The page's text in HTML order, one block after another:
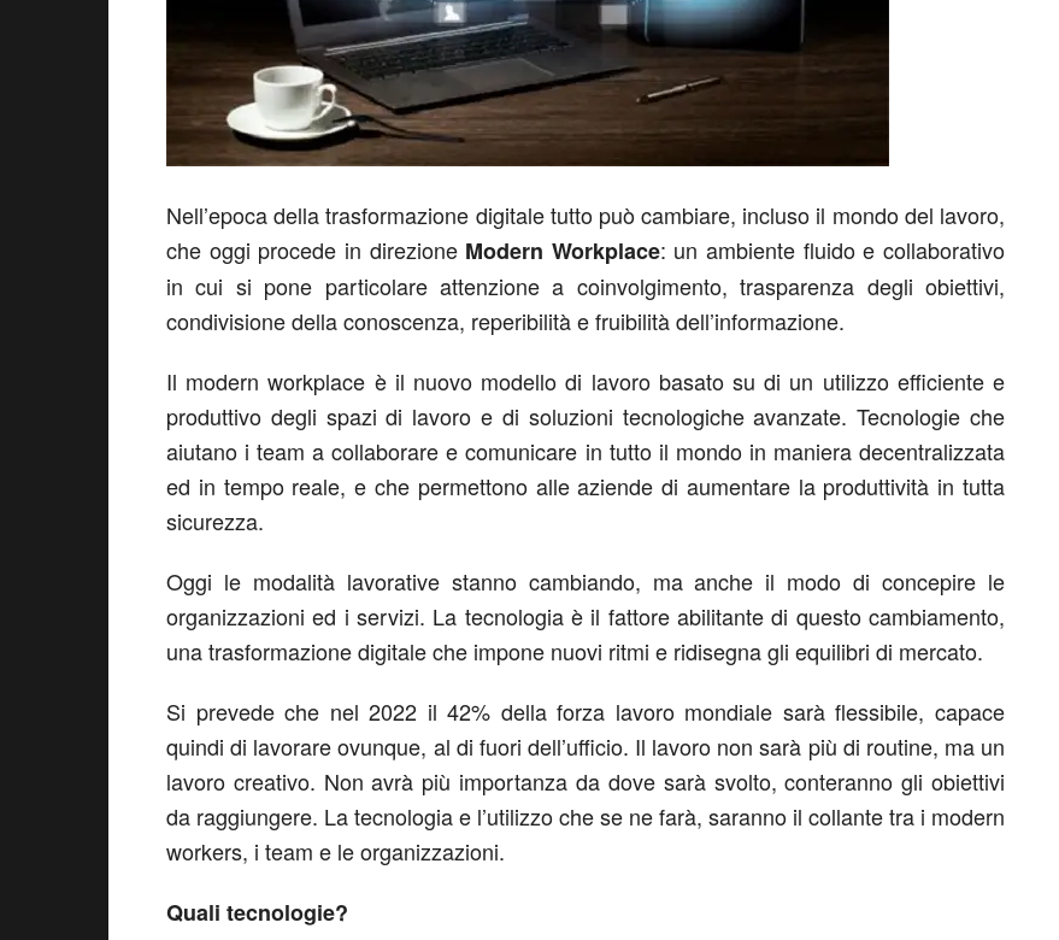
Nell’epoca della trasformazione digitale tutto può cambiare, incluso il mondo del lavoro,
che oggi procede in direzione Modern Workplace: un ambiente fluido e collaborativo
in cui si pone particolare attenzione a coinvolgimento, trasparenza degli obiettivi,
condivisione della conoscenza, reperibilità e fruibilità dell’informazione.
Il modern workplace è il nuovo modello di lavoro basato su di un utilizzo efficiente e
produttivo degli spazi di lavoro e di soluzioni tecnologiche avanzate. Tecnologie che
aiutano i team a collaborare e comunicare in tutto il mondo in maniera decentralizzata
ed in tempo reale, e che permettono alle aziende di aumentare la produttività in tutta
sicurezza.
Oggi le modalità lavorative stanno cambiando, ma anche il modo di concepire le
organizzazioni ed i servizi. La tecnologia è il fattore abilitante di questo cambiamento,
una trasformazione digitale che impone nuovi ritmi e ridisegna gli equilibri di mercato.
Si prevede che nel 2022 il 42% della forza lavoro mondiale sarà flessibile, capace
quindi di lavorare ovunque, al di fuori dell’ufficio. Il lavoro non sarà più di routine, ma un
lavoro creativo. Non avrà più importanza da dove sarà svolto, conteranno gli obiettivi
da raggiungere. La tecnologia e l’utilizzo che se ne farà, saranno il collante tra i modern
workers, i team e le organizzazioni.
Quali tecnologie?